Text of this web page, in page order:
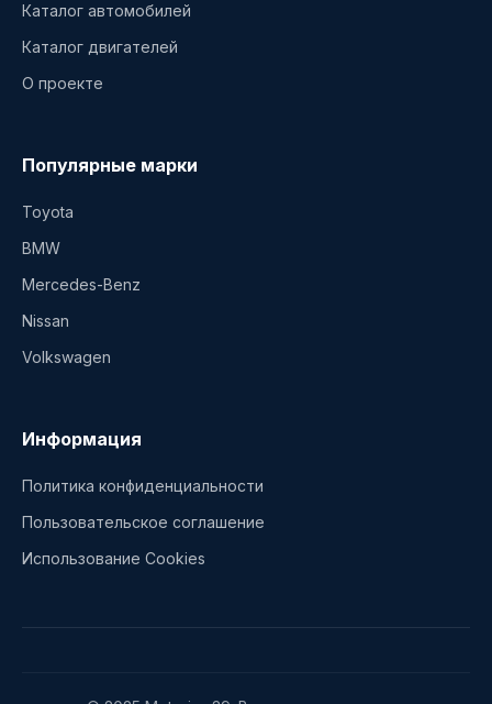
Каталог автомобилей
Каталог двигателей
О проекте
Популярные марки
Toyota
BMW
Mercedes-Benz
Nissan
Volkswagen
Информация
Политика конфиденциальности
Пользовательское соглашение
Использование Cookies